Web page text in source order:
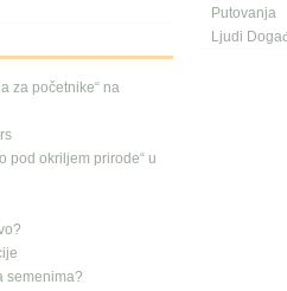
za početnike“ na
pod okriljem prirode“ u
semenima?
Putovanja
Ljudi